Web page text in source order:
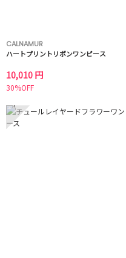
CALNAMUR
ハートプリントリボンワンピース
10,010 円
30%OFF
7